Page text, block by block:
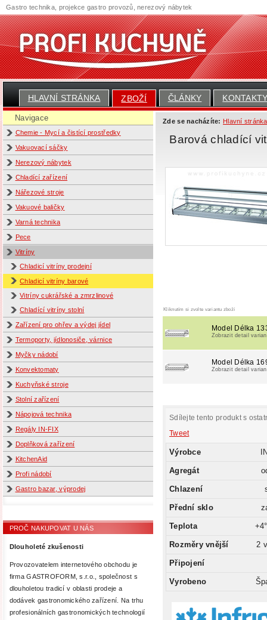
HLAVNÍ STRÁNKA ZBOŽÍ ČLÁNKY
Navigace
Chemie - Mycí a čistící prostředky
Vakuovací sáčky
Nerezový nábytek
Chladící zařízení
Nářezové stroje
Vakuové baličky
Varná technika
Pece
Vitríny
Chladicí vitríny prodejní
Chladicí vitríny barové
Vitríny cukrářské a zmrzlinové
Chladící vitríny stolní
Zařízení pro ohřev a výdej jídel
Termoporty, jídlonosiče, várnice
Myčky nádobí
Konvektomaty
Kuchyňské stroje
Stolní zařízení
Nápojová technika
Regály IN-FIX
Doplňková zařízení
KitchenAid
Profi nádobí
Gastro bazar, výprodej
PROČ NAKUPOVAT U NÁS
Dlouholeté zkušenosti
Provozovatelem internetového obchodu je
firma GASTROFORM, s.r.o., společnost s
dlouholetou tradicí v oblasti prodeje a
dodávek gastronomického zařízení. Na trhu
profesionálních gastronomických technologií
Zde se nacházíte: Hlavní stránka
Barová chladící
Kliknutím si zvolte variantu zboží
Model Délka
Zobrazit detail
Model Délka
Zobrazit detail
Sdílejte tento produkt s
Tweet
Výrobce
Agregát
Chlazení
Přední sklo
Teplota
Rozměry vnější 2
Připojení
Vyrobeno
Gastro technika, projekce gastro provozů, nerezový nábytek